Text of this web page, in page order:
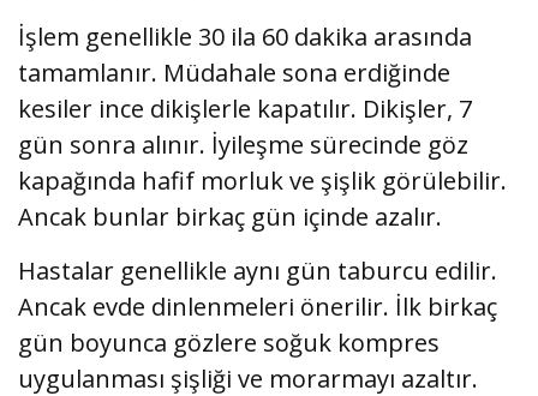
İşlem genellikle 30 ila 60 dakika arasında
tamamlanır. Müdahale sona erdiğinde
kesiler ince dikişlerle kapatılır. Dikişler, 7
gün sonra alınır. İyileşme sürecinde göz
kapağında hafif morluk ve şişlik görülebilir.
Ancak bunlar birkaç gün içinde azalır.
Hastalar genellikle aynı gün taburcu edilir.
Ancak evde dinlenmeleri önerilir. İlk birkaç
gün boyunca gözlere soğuk kompres
uygulanması şişliği ve morarmayı azaltır.